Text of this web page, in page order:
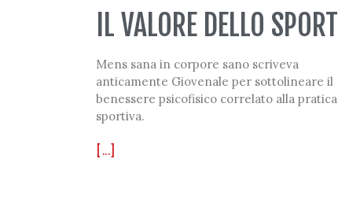
IL VALORE DELLO SPORT
Mens sana in corpore sano scriveva
anticamente Giovenale per sottolineare il
benessere psicofisico correlato alla pratica
sportiva.
[...]